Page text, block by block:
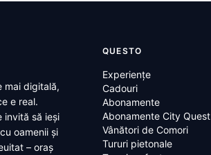
mai digitală,
e real.
invită să ieși
oamenii și
– oraș
QUESTO
Experiențe
Cadouri
Abonamente
Abonamente City Quest
Vânători de Comori
Tururi pietonale